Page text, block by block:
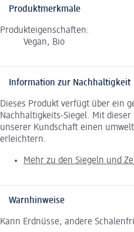
Produktmerkmale
Produkteigenschaften:
Vegan, Bio
Information zur Nachhaltigkeit
Dieses Produkt verfügt über ein
Nachhaltigkeits-Siegel. Mit
unserer Kundschaft einen
erleichtern.
Mehr zu den Siegeln und
Warnhinweise
Kann Erdnüsse, andere